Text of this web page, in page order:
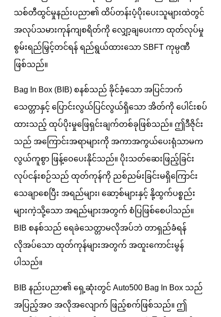
သစ်တီထွင်မှုနည်းပညာ၏ ထိပ်တန်းပံ့ပိုးပေးသူများထဲတွင်
အလုပ်သမားကုန်ကျစရိတ်ကို လျှော့ချပေးကာ ထုတ်လုပ်မှု
စွမ်းရည်မြှင့်တင်ရန် ရည်ရွယ်ထားသော SBFT ကုမ္ပဏီ
ဖြစ်သည်။
Bag In Box (BIB) စနစ်သည် ခိုင်ခံ့သော အပြင်ဘက်
သေတ္တာနှင့် ပြောင်းလွယ်ပြင်လွယ်ရှိသော အိတ်ကို ပေါင်းစပ်
ထားသည့် ထုပ်ပိုးမှုဖြေရှင်းချက်တစ်ခုဖြစ်သည်။ ဤဒီဇိုင်း
သည် အကြောင်းအရာများကို အကာအကွယ်ပေးရုံသာမက
လွယ်ကူစွာ ဖြန့်ဝေပေးနိုင်သည်။ ပိုးသတ်ဆေးဖြည့်ခြင်း
လုပ်ငန်းစဉ်သည် ထုတ်ကုန်ကို ညစ်ညမ်းခြင်းမရှိကြောင်း
သေချာစေပြီး အရည်များ၊ ဆော့စ်များနှင့် နို့ထွက်ပစ္စည်း
များကဲ့သို့သော အရည်များအတွက် စံပြဖြစ်စေပါသည်။
BIB စနစ်သည် ရေခဲသေတ္တာမလိုအပ်ဘဲ တာရှည်ခံရန်
လိုအပ်သော ထုတ်ကုန်များအတွက် အထူးကောင်းမွန်
ပါသည်။
BIB နည်းပညာ၏ ရှေ့ဆုံးတွင် Auto500 Bag In Box သည်
အပြည့်အဝ အလိုအလျောက် ဖြည့်စက်ဖြစ်သည်။ ဤ